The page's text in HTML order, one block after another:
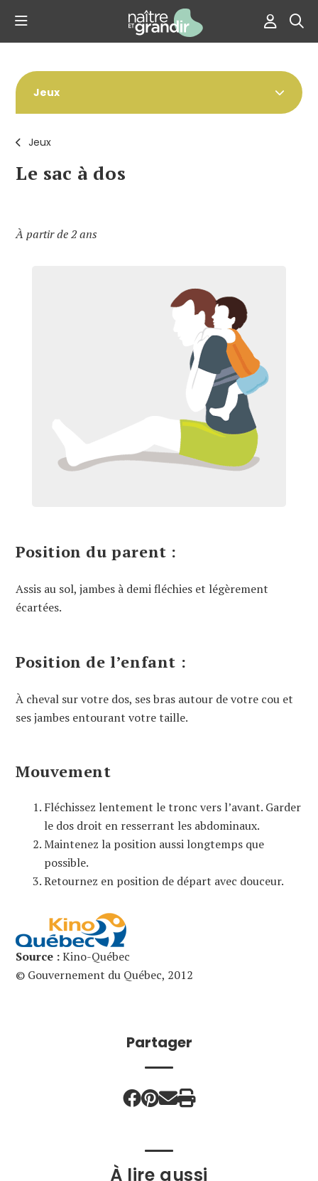
Jeux
Le sac à dos
Jeux
À partir de 2 ans
Position du parent :
Assis au sol, jambes à demi fléchies et légèrement
écartées.
Position de l’enfant :
À cheval sur votre dos, ses bras autour de votre cou et
ses jambes entourant votre taille.
Mouvement
Fléchissez lentement le tronc vers l’avant. Garder
le dos droit en resserrant les abdominaux.
Maintenez la position aussi longtemps que
possible.
Retournez en position de départ avec douceur.
Source :Kino-Québec
© Gouvernement du Québec, 2012
Partager
À lire aussi